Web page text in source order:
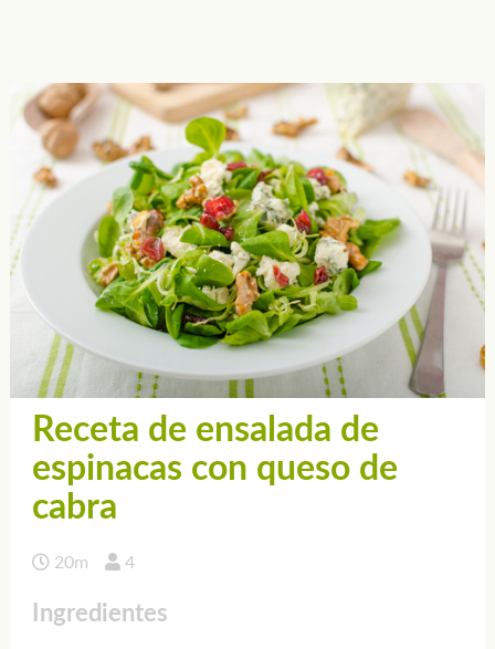
Receta de ensalada de
espinacas con queso de
cabra
20m 4
Ingredientes